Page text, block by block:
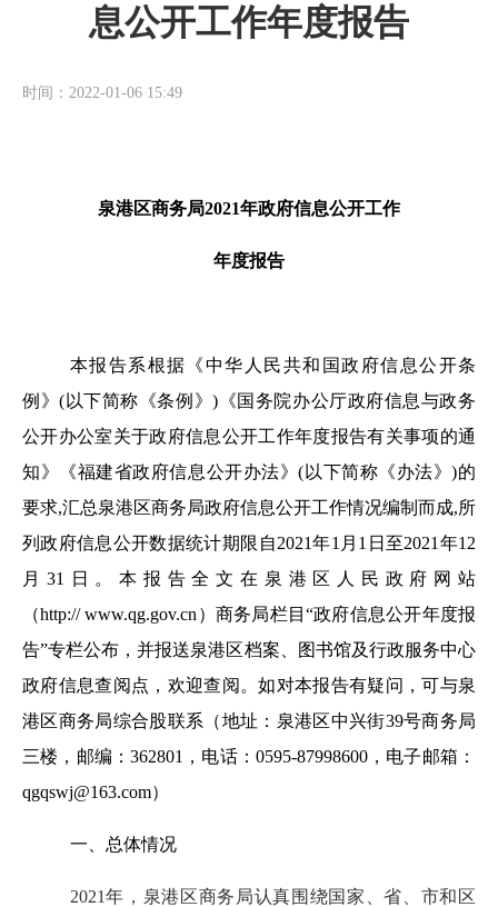
息公开工作年度报告
时间：2022-01-06 15:49
泉港区商务局2021年政府信息公开工作
年度报告
本报告系根据《中华人民共和国政府信息公开条
例》(以下简称《条例》)《国务院办公厅政府信息与政务
公开办公室关于政府信息公开工作年度报告有关事项的通
知》《福建省政府信息公开办法》(以下简称《办法》)的
要求,汇总泉港区商务局政府信息公开工作情况编制而成,所
列政府信息公开数据统计期限自2021年1月1日至2021年12
月31日。本报告全文在泉港区人民政府网站
（http:// www.qg.gov.cn ）商务局栏目“政府信息公开年度报
告”专栏公布，并报送泉港区档案、图书馆及行政服务中心
政府信息查阅点，欢迎查阅。如对本报告有疑问，可与泉
港区商务局综合股联系（地址：泉港区中兴街39号商务局
三楼，邮编：362801，电话：0595-87998600，电子邮箱：
qgqswj@163.com）
一、总体情况
2021年，泉港区商务局认真围绕国家、省、市和区